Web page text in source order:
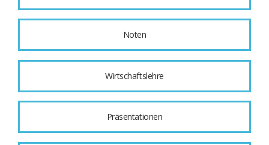
Noten
Wirtschaftslehre
Präsentationen